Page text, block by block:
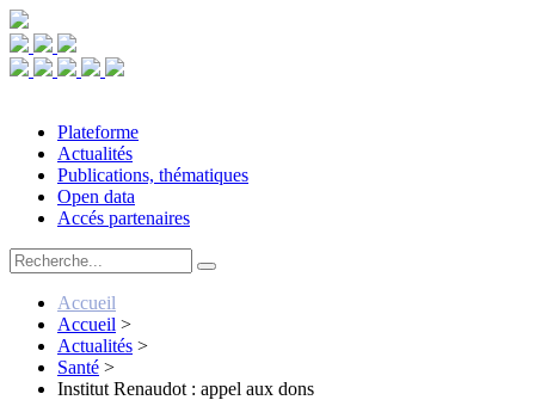
Plateforme
Actualités
Publications, thématiques
Open data
Accés partenaires
Accueil
Accueil >
Actualités >
Santé >
Institut Renaudot : appel aux dons